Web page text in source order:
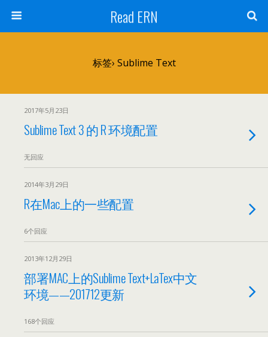
Read ERN
标签› Sublime Text
2017年5月23日
Sublime Text 3 的 R 环境配置
无回应
2014年3月29日
R在Mac上的一些配置
6个回应
2013年12月29日
部署MAC上的Sublime Text+LaTex中文
环境——201712更新
168个回应